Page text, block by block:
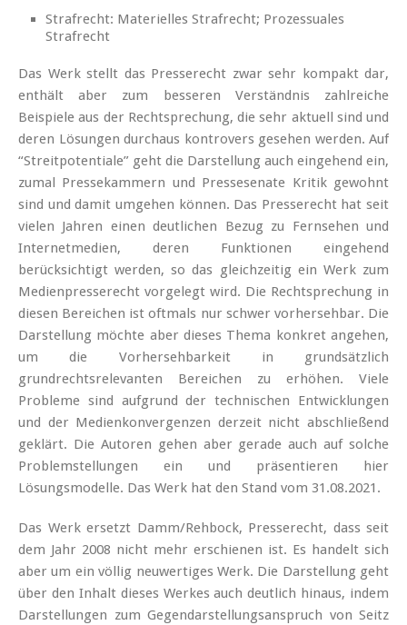
Strafrecht: Materielles Strafrecht; Prozessuales
Strafrecht
Das Werk stellt das Presserecht zwar sehr kompakt dar,
enthält aber zum besseren Verständnis zahlreiche
Beispiele aus der Rechtsprechung, die sehr aktuell sind und
deren Lösungen durchaus kontrovers gesehen werden. Auf
“Streitpotentiale” geht die Darstellung auch eingehend ein,
zumal Pressekammern und Pressesenate Kritik gewohnt
sind und damit umgehen können. Das Presserecht hat seit
vielen Jahren einen deutlichen Bezug zu Fernsehen und
Internetmedien, deren Funktionen eingehend
berücksichtigt werden, so das gleichzeitig ein Werk zum
Medienpresserecht vorgelegt wird. Die Rechtsprechung in
diesen Bereichen ist oftmals nur schwer vorhersehbar. Die
Darstellung möchte aber dieses Thema konkret angehen,
um die Vorhersehbarkeit in grundsätzlich
grundrechtsrelevanten Bereichen zu erhöhen. Viele
Probleme sind aufgrund der technischen Entwicklungen
und der Medienkonvergenzen derzeit nicht abschließend
geklärt. Die Autoren gehen aber gerade auch auf solche
Problemstellungen ein und präsentieren hier
Lösungsmodelle. Das Werk hat den Stand vom 31.08.2021.
Das Werk ersetzt Damm/Rehbock, Presserecht, dass seit
dem Jahr 2008 nicht mehr erschienen ist. Es handelt sich
aber um ein völlig neuwertiges Werk. Die Darstellung geht
über den Inhalt dieses Werkes auch deutlich hinaus, indem
Darstellungen zum Gegendarstellungsanspruch von Seitz